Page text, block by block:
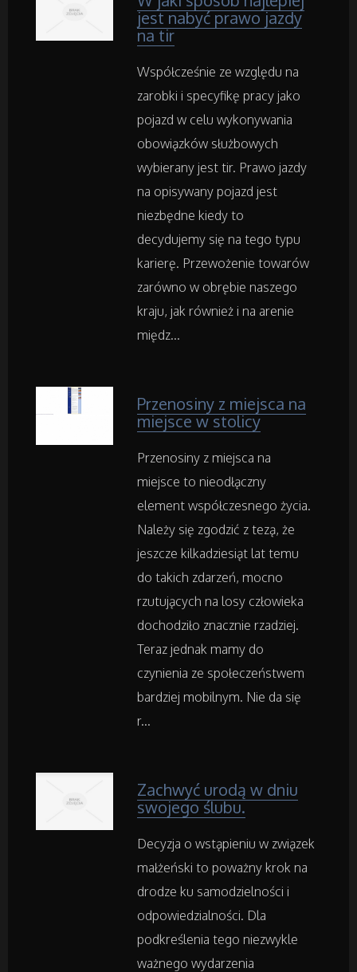
Samochody
Części Samochodowe
Wynajem
Usługi Motoryzacyjne
Salony, Komisy
Materiały Promocyjne
Agencje Reklamowe
Inne Agencje
Rekreacja
Imprezy Integracyjne
Hobby
Zajęcia Sportowe i Rekreacyjne
Serwis
Informatyczne
Fotografia
Adwokaci, Porady Prawne
Weterynaryjne, Hodowla Zwierząt
Sprzątanie, Porządkowanie
jest nabyć prawo jazdy
na tir
Współcześnie ze względu na
zarobki i specyfikę pracy jako
pojazd w celu wykonywania
obowiązków służbowych
wybierany jest tir. Prawo jazdy
na opisywany pojazd jest
niezbędne kiedy to
decydujemy się na tego typu
karierę. Przewożenie towarów
zarówno w obrębie naszego
kraju, jak również i na arenie
międz...
Przenosiny z miejsca na
miejsce w stolicy
Przenosiny z miejsca na
miejsce to nieodłączny
element współczesnego życia.
Należy się zgodzić z tezą, że
jeszcze kilkadziesiąt lat temu
do takich zdarzeń, mocno
rzutujących na losy człowieka
dochodziło znacznie rzadziej.
Teraz jednak mamy do
czynienia ze społeczeństwem
bardziej mobilnym. Nie da się
r...
Zachwyć urodą w dniu
swojego ślubu.
Decyzja o wstąpieniu w związek
małżeński to poważny krok na
drodze ku samodzielności i
odpowiedzialności. Dla
podkreślenia tego niezwykle
ważnego wydarzenia